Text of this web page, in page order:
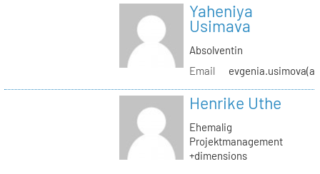
Yaheniya
Usimava
Absolventin
Email
Henrike Uthe
Ehemalig
Projektmanagement
+dimensions